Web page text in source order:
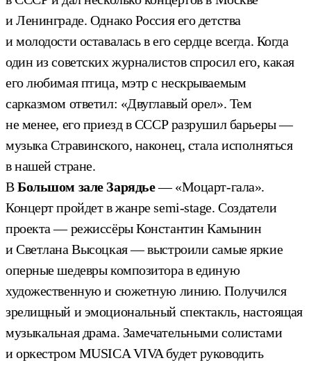
и Ленинграде. Однако Россия его детства
и молодости оставалась в его сердце всегда. Когда
один из советских журналистов спросил его, какая
его любимая птица, мэтр с нескрываемым
сарказмом ответил: «Двуглавый орел». Тем
не менее, его приезд в СССР разрушил барьеры —
музыка Стравинского, наконец, стала исполняться
в нашей стране.
ВБольшом зале Зарядье— «Моцарт-гала».
Концерт пройдет в жанре semi-stage. Создатели
проекта — режиссёры Константин Камынин
и Светлана Высоцкая — выстроили самые яркие
оперные шедевры композитора в единую
художественную и сюжетную линию. Получился
зрелищный и эмоциональный спектакль, настоящая
музыкальная драма. Замечательными солистами
и оркестром MUSICA VIVA будет руководить